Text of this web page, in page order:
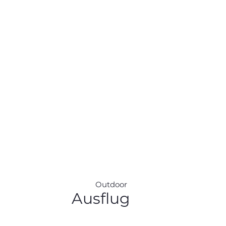
Outdoor
Ausflug